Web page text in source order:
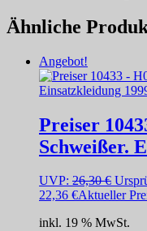
Ähnliche
Angebot!
Preiser
Schweißer.
UVP: 26,30€
22,36 €Aktueller
inkl. 19 % MwSt.